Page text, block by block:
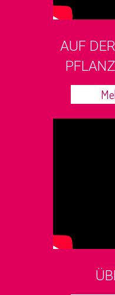
AUF